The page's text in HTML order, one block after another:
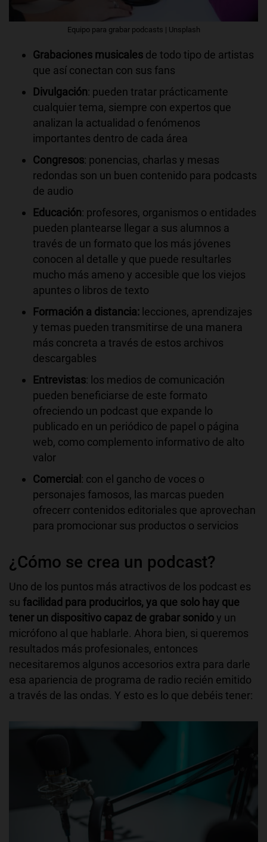
Equipo para grabar podcasts | Unsplash
Grabaciones musicales de todo tipo de artistas
que así conectan con sus fans
Divulgación: pueden tratar prácticamente
cualquier tema, siempre con expertos que
analizan la actualidad o fenómenos
importantes dentro de cada área
Congresos: ponencias, charlas y mesas
redondas son un buen contenido para podcasts
de audio
Educación: profesores, organismos o entidades
pueden plantearse llegar a sus alumnos a
través de un formato que los más jóvenes
conocen al detalle y que puede resultarles
mucho más ameno y accesible que los viejos
apuntes o libros de texto
Formación a distancia: lecciones, aprendizajes
y temas pueden transmitirse de una manera
más concreta a través de estos archivos
descargables
Entrevistas: los medios de comunicación
pueden beneficiarse de este formato
ofreciendo un podcast que expande lo
publicado en un periódico de papel o página
web, como complemento informativo de alto
valor
Comercial : con el gancho de voces o
personajes famosos, las marcas pueden
ofrecerr contenidos editoriales que aprovechan
para promocionar sus productos o servicios
¿Cómo se crea un podcast?
Uno de los puntos más atractivos de los podcast es
su facilidad para producirlos, ya que solo hay que
tener un dispositivo capaz de grabar sonidoy un
micrófono al que hablarle. Ahora bien, si queremos
resultados más profesionales, entonces
necesitaremos algunos accesorios extra para darle
esa apariencia de programa de radio recién emitido
a través de las ondas. Y esto es lo que debéis tener: